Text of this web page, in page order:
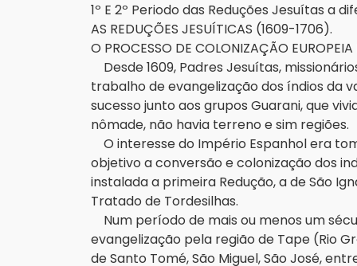
1º E 2º Periodo das Reduções Jesuítas a
AS REDUÇÕES JESUÍTICAS (1609-1706).
O PROCESSO DE COLONIZAÇÃO
Desde 1609, Padres Jesuítas,
trabalho de evangelização dos índios da
sucesso junto aos grupos Guarani, que
nômade, não havia terreno e sim regiões.
O interesse do Império Espanhol era
objetivo a conversão e colonização dos
instalada a primeira Redução, a de São
Tratado de Tordesilhas.
Num período de mais ou menos um
evangelização pela região de Tape (Rio
de Santo Tomé, São Miguel, São José,